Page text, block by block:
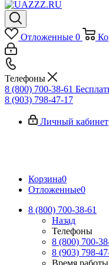
Отложенные 0
Телефоны
8 (800) 700-38-61
8 (903) 798-47-17
Личный кабинет
Корзина0
Отложенные0
8 (800) 700-38-61
Назад
Телефоны
8 (800) 700-
8 (903) 798-
Время